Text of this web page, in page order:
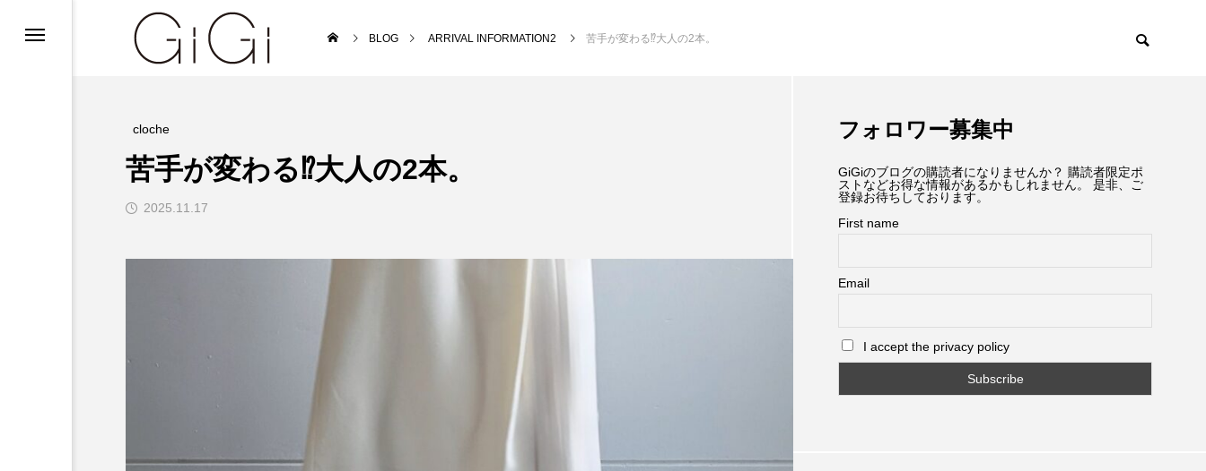
BLOG ARRIVAL INFORMATION2 苦手が変わる⁉大人の2本。
cloche
苦手が変わる⁉大人の2本。
2025.11.17
フォロワー募集中
GiGiのブログの購読者になりませんか？ 購読者限定ポ
ストなどお得な情報があるかもしれません。 是非、ご
登録お待ちしております。
First name
Email
I accept the privacy policy